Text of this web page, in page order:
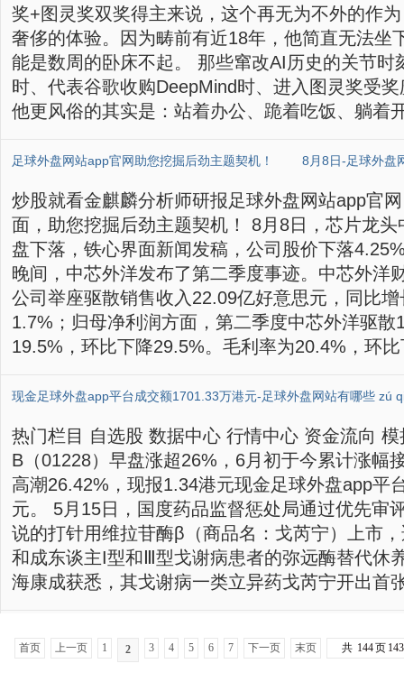
奖+图灵奖双奖得主来说，这个再无为不外的作
奢侈的体验。因为畴前有近18年，他简直无法
能是数周的卧床不起。 那些窜改AI历史的关节时
时、代表谷歌收购DeepMind时、进入图灵奖受
他更风俗的其实是：站着办公、跪着吃饭、躺着
炒股就看金麒麟分析师研报足球外盘网站app官
面，助您挖掘后劲主题契机！ 8月8日，芯片龙
盘下落，铁心界面新闻发稿，公司股价下落
晚间，中芯外洋发布了第二季度事迹。中芯外洋
公司举座驱散销售收入22.09亿好意思元，同比
1.7%；归母净利润方面，第二季度中芯外洋驱
19.5%，环比下降29.5%。毛利率为20.4%，环
热门栏目 自选股 数据中心 行情中心 资金流向
B（01228）早盘涨超26%，6月初于今累计涨幅
高潮26.42%，现报1.34港元现金足球外盘app平
元。 5月15日，国度药品监督惩处局通过优先审
说的打针用维拉苷酶β（商品名：戈芮宁）上市
和成东谈主I型和Ⅲ型戈谢病患者的弥远酶替代休
海康成获悉，其戈谢病一类立异药戈芮宁开出首
首页 上一页 1 2 3 4 5 6 7 下一页 末页 共 144页